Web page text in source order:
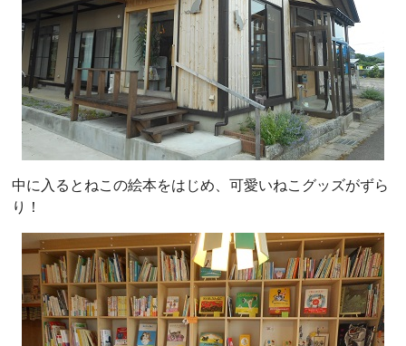
中に入るとねこの絵本をはじめ、可愛いねこグッズがずら
り！